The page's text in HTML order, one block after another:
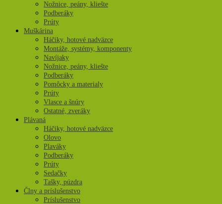
Nožnice, peány, kliešte
Podberáky
Prúty
Muškárina
Háčiky, hotové nadväzce
Montáže, systémy, komponenty
Navíjaky
Nožnice, peány, kliešte
Podberáky
Pomôcky a materialy
Prúty
Vlasce a šnúry
Ostatné, zveráky
Plávaná
Háčiky, hotové nadväzce
Olovo
Plaváky
Podberáky
Prúty
Sedačky
Tašky, púzdra
Člny a príslušenstvo
Príslušenstvo